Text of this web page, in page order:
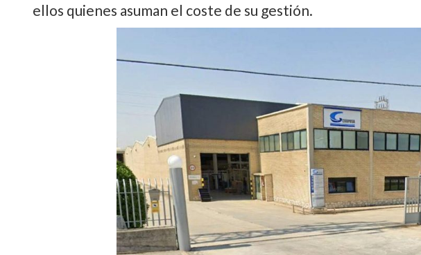
ellos quienes asuman el coste de su gestión.